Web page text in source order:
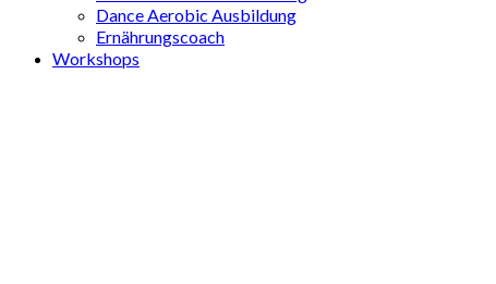
Dance Aerobic Ausbildung
Ernährungscoach
Workshops